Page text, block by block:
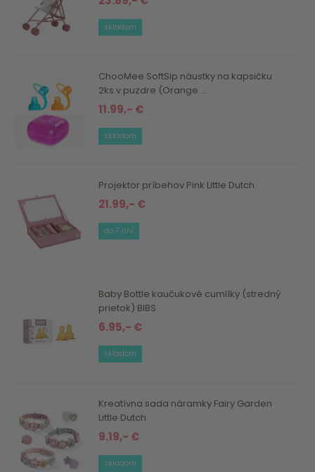
skladom
ChooMee SoftSip náustky na kapsičku
2ks v puzdre (Orange ...
11.99,- €
skladom
Projektor príbehov Pink Little Dutch
21.99,- €
do 7 dní
Baby Bottle kaučukové cumlíky (stredný
prietok) BIBS
6.95,- €
skladom
Kreatívna sada náramky Fairy Garden
Little Dutch
9.19,- €
skladom